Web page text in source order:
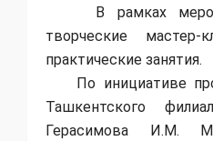
В рамках
творческие
практические занятия.
По инициативе
Ташкентского
Герасимова И.М.